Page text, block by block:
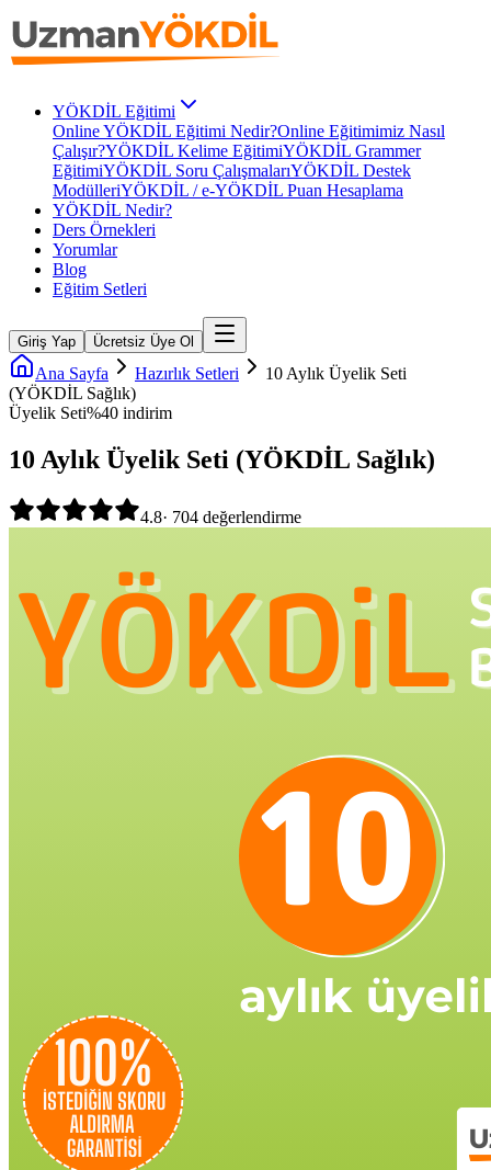
YÖKDİL Eğitimi
Online YÖKDİL Eğitimi Nedir?Online Eğitimimiz Nasıl
Çalışır?YÖKDİL Kelime EğitimiYÖKDİL Grammer
EğitimiYÖKDİL Soru ÇalışmalarıYÖKDİL Destek
ModülleriYÖKDİL / e-YÖKDİL Puan Hesaplama
YÖKDİL Nedir?
Ders Örnekleri
Yorumlar
Blog
Eğitim Setleri
Giriş Yap Ücretsiz Üye Ol
Ana Sayfa Hazırlık Setleri
10 Aylık Üyelik Seti
(YÖKDİL Sağlık)
Üyelik Seti%40 indirim
10 Aylık Üyelik Seti (YÖKDİL Sağlık)
4.8· 704 değerlendirme